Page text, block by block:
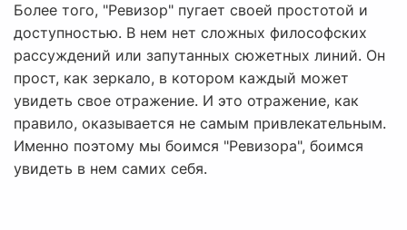
Более того, "Ревизор" пугает своей простотой и
доступностью. В нем нет сложных философских
рассуждений или запутанных сюжетных линий. Он
прост, как зеркало, в котором каждый может
увидеть свое отражение. И это отражение, как
правило, оказывается не самым привлекательным.
Именно поэтому мы боимся "Ревизора", боимся
увидеть в нем самих себя.